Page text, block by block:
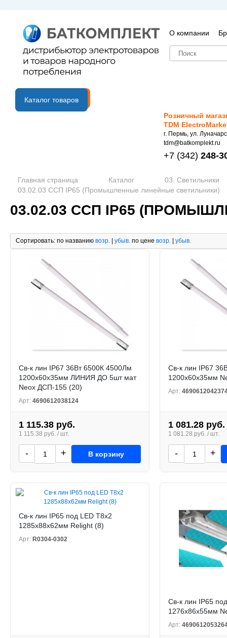
О компании
B2B портал
Каталог товаров
Розничный
TDM
г. Пермь, ул.
tdm@batkomplekt.ru
+7 (342) 248-
Главная страница Каталог
03. Светильники
03.02.03 ССП IP65 (Промышленные линейные светильники)
03.02.03 ССП IP65
Сортировать: по названию возр. | убыв. по цене возр. | убыв.
Св-к лин IP67 36Вт 6500К 4500Лм
1200х60х35мм ЛИНИЯ ДО 5шт мат
Neox ДСП-155 (20)
Арт: 4690612038124
1 115.38 руб.
1 115.38 руб. / шт.
- + В корзину
Св-к лин IP67
1200х60х35мм
Арт:
1 081.28 руб.
1 081.28 руб. / шт.
- +
Св-к лин IP65 под LED T8x2
1285х88х62мм Relight (8)
Арт: R0304-0302
Св-к лин IP65
1276х86х55мм
Арт: